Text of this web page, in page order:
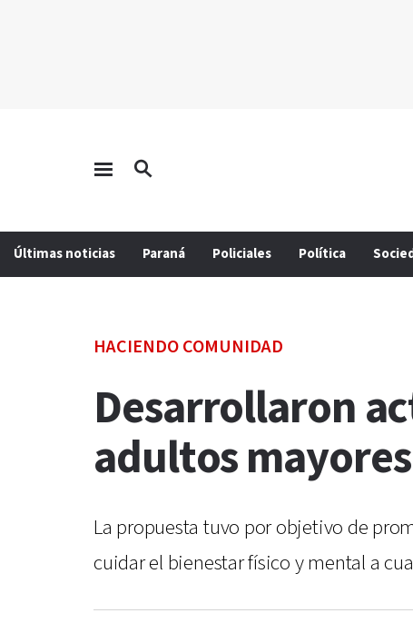
Últimas noticias Paraná Policiales Política
HACIENDO COMUNIDAD
Desarrollaron
adultos
La propuesta tuvo por objetivo de
cuidar el bienestar físico y mental a